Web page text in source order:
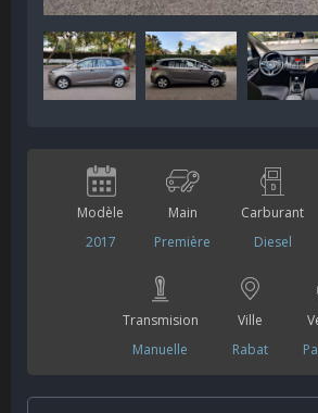
Modèle
2017
Main
Première
Carburant
Diesel
Transmision
Manuelle
Ville
Rabat